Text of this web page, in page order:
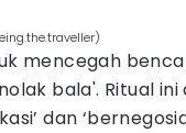
mencegah
bala'. Ritual
dan